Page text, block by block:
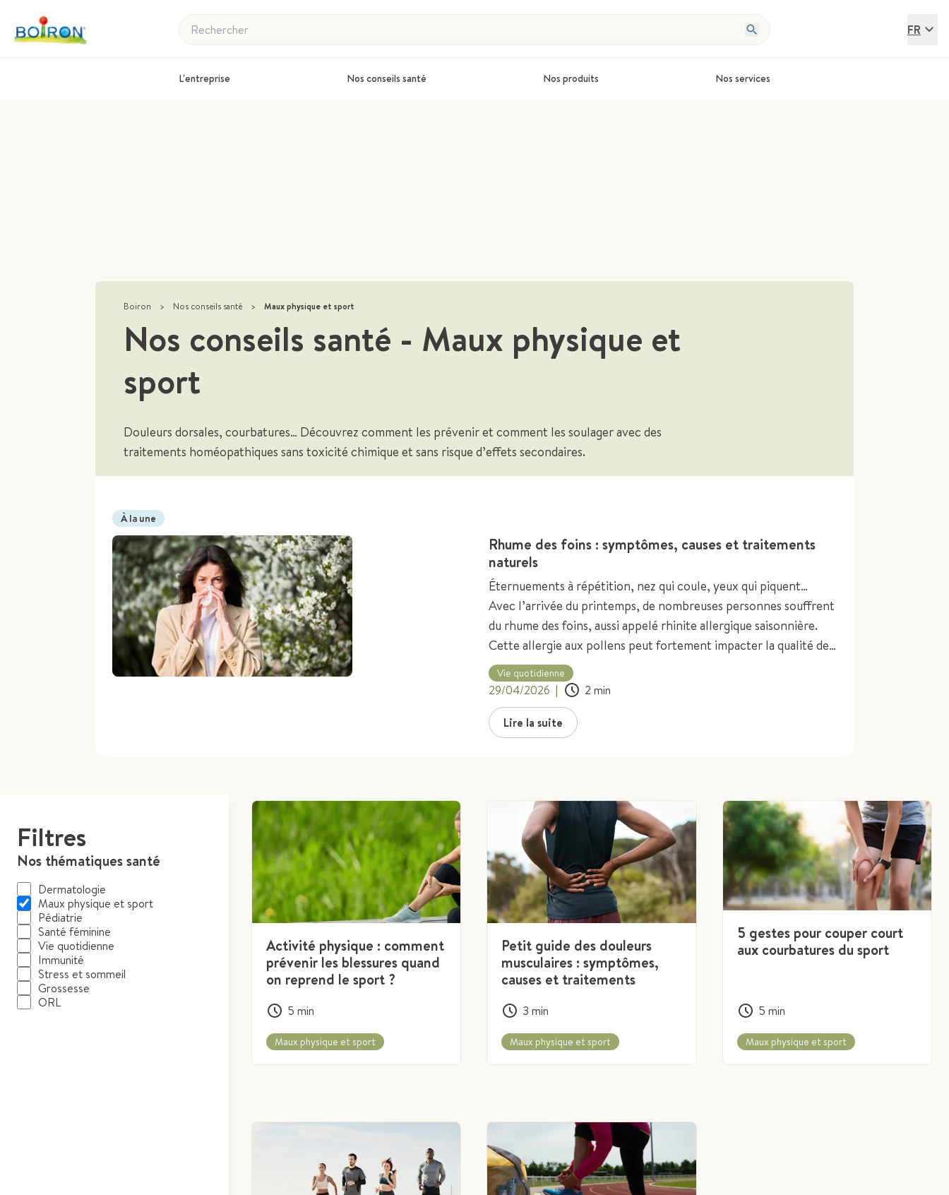
Rechercher FR
L'entreprise Nos conseils santé Nos produits Nos services
Boiron > Nos conseils santé > Maux physique et sport
Nos conseils santé - Maux physique et
sport
Douleurs dorsales, courbatures… Découvrez comment les prévenir et comment les soulager avec des
traitements homéopathiques sans toxicité chimique et sans risque d’effets secondaires.
À la une
Rhume des foins : symptômes, causes et traitements
naturels
Éternuements à répétition, nez qui coule, yeux qui piquent…
Avec l’arrivée du printemps, de nombreuses personnes souffrent
du rhume des foins, aussi appelé rhinite allergique saisonnière.
Cette allergie aux pollens peut fortement impacter la qualité de
vie. Heureusement, il existe des solutions pour mieux
comprendre cette réaction allergique, limiter l’exposition aux
allergènes et soulager les symptômes naturellement.
Vie quotidienne
29/04/2026 | 2 min
Lire la suite
Filtres
Nos thématiques santé
Dermatologie
Maux physique et sport
Pédiatrie
Santé féminine
Vie quotidienne
Immunité
Stress et sommeil
Grossesse
ORL
Activité physique : comment
prévenir les blessures quand
on reprend le sport ?
5 min
Maux physique et sport
Petit guide des douleurs
musculaires : symptômes,
causes et traitements
3 min
Maux physique et sport
5 gestes pour couper court
aux courbatures du sport
5 min
Maux physique et sport